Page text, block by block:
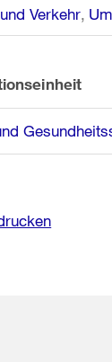
Verkehr